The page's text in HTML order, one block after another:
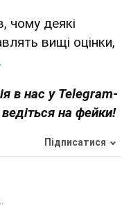
чому деякі
вищі оцінки,
в нас у Telegram-
на фейки!
Підписатися